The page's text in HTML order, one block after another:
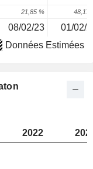
21,85 % 48,17
08/02/23 01/02/
Données Estimées
2022